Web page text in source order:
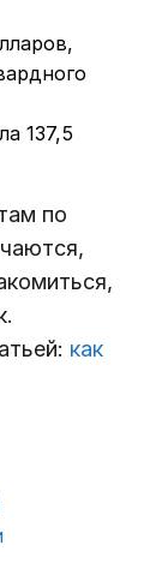
137,5
по
как